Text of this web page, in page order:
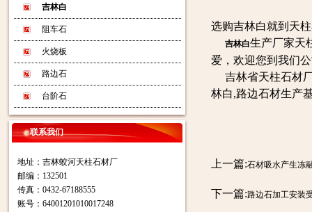
吉林白
阻车石
火烧板
路边石
台阶石
联系我们
地址：吉林蛟河天柱石材厂
邮编：132501
传真：0432-67188555
账号：64001201010017248
选购吉林白就到天
吉林白生产厂家天
爱，欢迎您到我们
吉林省天柱石材厂
林白,路边石材生产
上一篇:石材吸水产生冻
下一篇:路边石加工安装